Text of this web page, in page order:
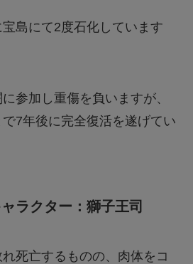
島にて2度石化しています
参加し重傷を負いますが、
7年後に完全復活を遂げてい
ラクター：獅子王司
死亡するものの、肉体をコ